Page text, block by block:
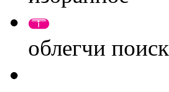
облегчи поиск